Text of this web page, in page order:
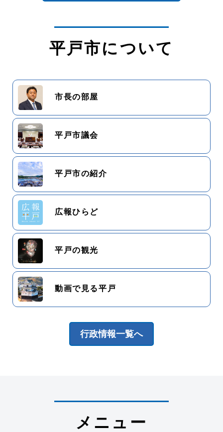
平戸市について
市長の部屋
平戸市議会
平戸市の紹介
広報ひらど
平戸の観光
動画で見る平戸
行政情報一覧へ
メニュー